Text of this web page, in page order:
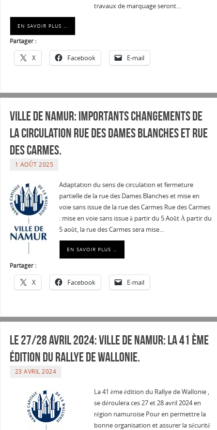
travaux de marquage seront…
EN SAVOIR PLUS …
Partager :
X Facebook E-mail
Ville de Namur: Importants changements de
la circulation rue des Dames Blanches et rue
des Carmes.
1 AOÛT 2025
Adaptation du sens de circulation et fermeture
partielle de la rue des Dames Blanches et mise en
voie sans issue de la rue des Carmes Rue des Carmes
: mise en voie sans issue à partir du 5 Août À partir du
5 août, la rue des Carmes sera mise…
EN SAVOIR PLUS …
Partager :
X Facebook E-mail
Le 27/28 avril 2024: ville de Namur: La 41 ème
édition du Rallye de Wallonie.
23 AVRIL 2024
La 41 ème édition du Rallye de Wallonie ,
se déroulera ces 27 et 28 avril 2024 en
région namuroise Pour en permettre la
bonne organisation et assurer la sécurité